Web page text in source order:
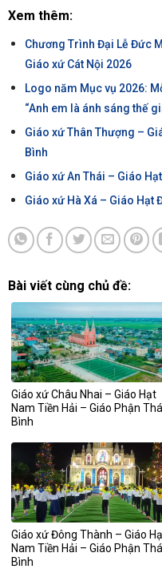
Xem thêm:
Chương Trình Đại Lễ Đức
Giáo xứ Cát Nội 2026
Logo năm Mục vụ 2026:
“Anh em là ánh sáng thế
Giáo xứ Thân Thượng –
Bình
Giáo xứ An Thái – Giáo
Giáo xứ Hà Xá – Giáo Hạt
Bài viết cùng chủ đề:
Giáo xứ Châu Nhai – Giáo Hạt
Nam Tiền Hải – Giáo Phận
Bình
Giáo xứ Đông Thành – Giáo
Nam Tiền Hải – Giáo Phận
Bình